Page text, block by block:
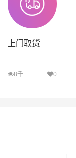
上门取货
8千 + 0